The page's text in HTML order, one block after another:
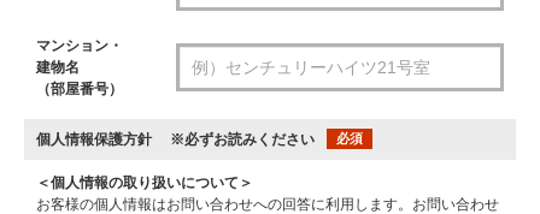
マンション・
建物名
（部屋番号）
個人情報保護方針 ※必ずお読みください 必須
＜個人情報の取り扱いについて＞
お客様の個人情報はお問い合わせへの回答に利用します。お問い合わせ